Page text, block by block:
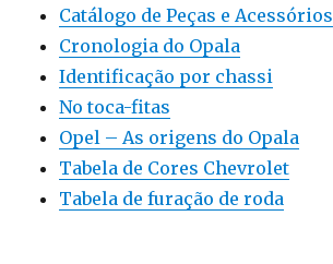
Catálogo de Peças e Acessórios
Cronologia do Opala
Identificação por chassi
No toca-fitas
Opel – As origens do Opala
Tabela de Cores Chevrolet
Tabela de furação de roda